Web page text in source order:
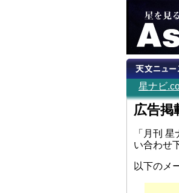
星ナビ
広告掲
「月刊
い合わせ
以下のメ